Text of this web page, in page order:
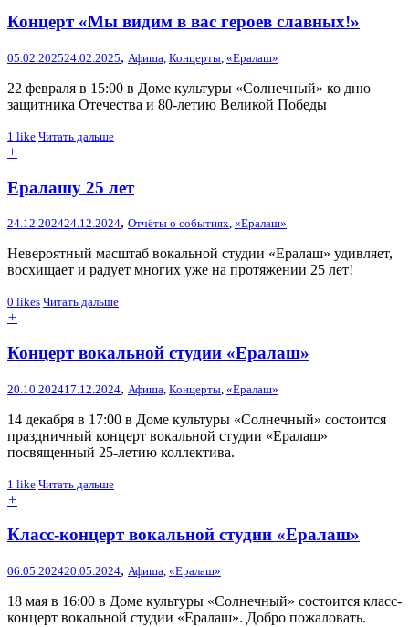
Концерт «Мы видим в вас героев славных!»
05.02.202524.02.2025, Афиша Концерты «Ералаш»
22 февраля в 15:00 в Доме культуры «Солнечный» ко дню
защитника Отечества и 80-летию Великой Победы
1 like Читать дальше
+
Ералашу 25 лет
24.12.202424.12.2024, Отчёты о событиях, «Ералаш»
Невероятный масштаб вокальной студии «Ералаш» удивляет,
восхищает и радует многих уже на протяжении 25 лет!
0 likes Читать дальше
+
Концерт вокальной студии «Ералаш»
20.10.202417.12.2024, Афиша Концерты «Ералаш»
14 декабря в 17:00 в Доме культуры «Солнечный» состоится
праздничный концерт вокальной студии «Ералаш»
посвященный 25-летию коллектива.
1 like Читать дальше
+
Класс-концерт вокальной студии «Ералаш»
06.05.202420.05.2024, Афиша, «Ералаш»
18 мая в 16:00 в Доме культуры «Солнечный» состоится класс-
концерт вокальной студии «Ералаш». Добро пожаловать.